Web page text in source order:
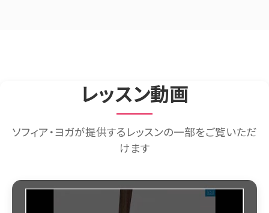
レッスン動画
ソフィア・ヨガが提供するレッスンの一部をご覧いただ
けます